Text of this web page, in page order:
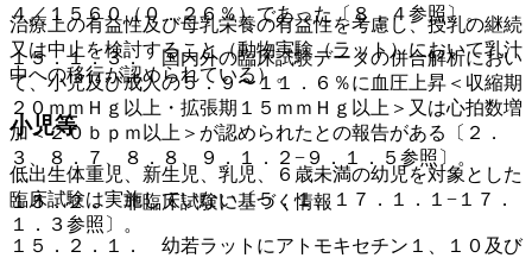
４／１５６０（０．２６％）であった〔８．４参照〕。
１５．１．３． 国内外の臨床試験データの併合解析におい
て、小児及び成人の５．９〜１１．６％に血圧上昇＜収縮期
２０ｍｍＨｇ以上・拡張期１５ｍｍＨｇ以上＞又は心拍数増
加＜２０ｂｐｍ以上＞が認められたとの報告がある〔２．
３、８．７、８．８、９．１．２−９．１．５参照〕。
１５．２． 非臨床試験に基づく情報
１５．２．１． 幼若ラットにアトモキセチン１、１０及び
治療上の有益性及び母乳栄養の有益性を考慮し、授乳の継続
又は中止を検討すること（動物実験（ラット）において乳汁
中への移行が認められている）。
小児等
低出生体重児、新生児、乳児、６歳未満の幼児を対象とした
臨床試験は実施していない〔５．１、１７．１．１−１７．
１．３参照〕。